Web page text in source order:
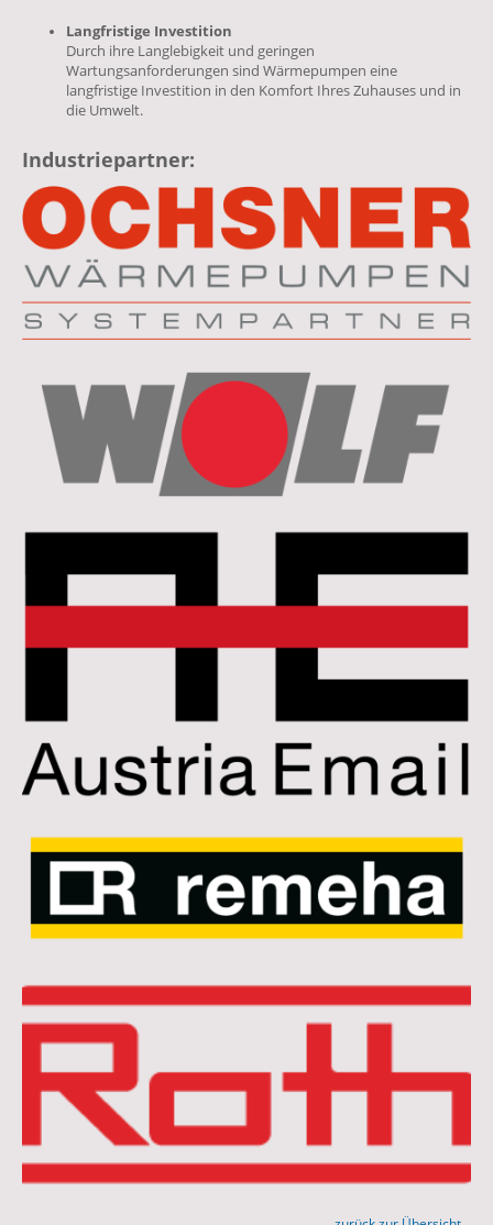
Langfristige Investition
Durch ihre Langlebigkeit und geringen
Wartungsanforderungen sind Wärmepumpen eine
langfristige Investition in den Komfort Ihres Zuhauses und in
die Umwelt.
Industriepartner: